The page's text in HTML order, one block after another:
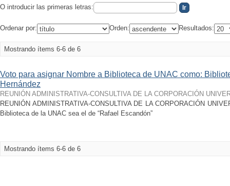
O introducir las primeras letras:
Ordenar por: Orden: Resultados:
Mostrando ítems 6-6 de 6
Voto para asignar Nombre a Biblioteca de UNAC como:
Hernández
REUNIÓN ADMINISTRATIVA-CONSULTIVA DE LA CORPORACIÓN
REUNIÓN ADMINISTRATIVA-CONSULTIVA DE LA CORPORACIÓN
Biblioteca de la UNAC sea el de “Rafael Escandón”
Mostrando ítems 6-6 de 6